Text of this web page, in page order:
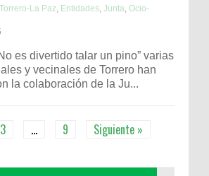
La Paz, Entidades, Junta, Ocio-
es divertido talar un pino” varias
y vecinales de Torrero han
la colaboración de la Ju...
3 … 9 Siguiente »